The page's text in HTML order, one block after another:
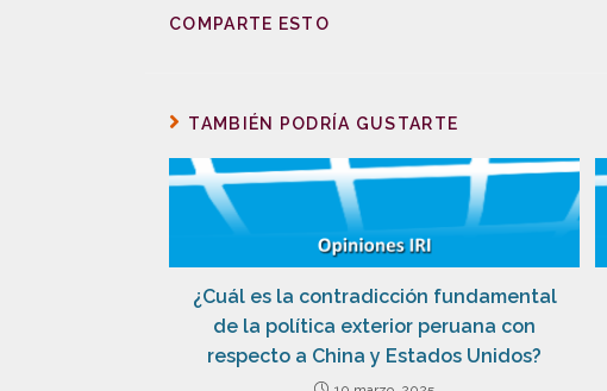
COMPARTE ESTO
TAMBIÉN PODRÍA GUSTARTE
¿Cuál es la contradicción fundamental
de la política exterior peruana con
respecto a China y Estados Unidos?